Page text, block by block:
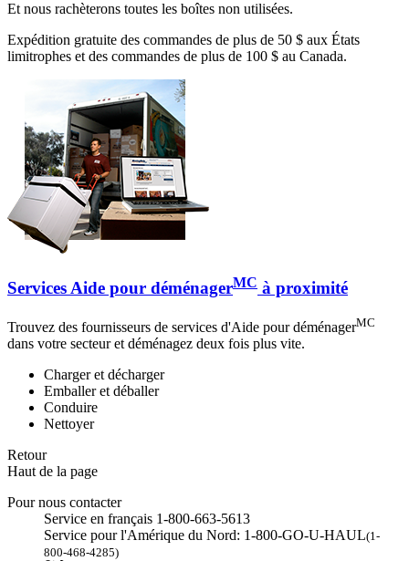
Et nous rachèterons toutes les boîtes non utilisées.
Expédition gratuite des commandes de plus de 50 $ aux États
limitrophes et des commandes de plus de 100 $ au Canada.
Services Aide pour déménagerMC à proximité
Trouvez des fournisseurs de services d'Aide pour déménagerMC
dans votre secteur et déménagez deux fois plus vite.
Charger et décharger
Emballer et déballer
Conduire
Nettoyer
Retour
Haut de la page
Pour nous contacter
Service en français 1-800-663-5613
Service pour l'Amérique du Nord: 1-800-GO-U-HAUL(1-
800-468-4285)